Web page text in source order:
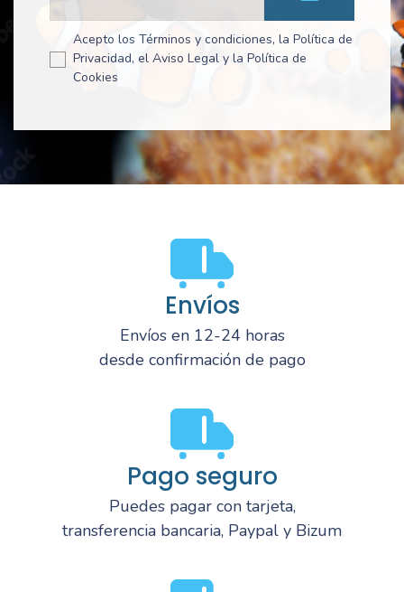
Acepto los Términos y condiciones, la Política de
Privacidad, el Aviso Legal y la Política de
Cookies
Envíos
Envíos en 12-24 horas
desde confirmación de pago
Pago seguro
Puedes pagar con tarjeta,
transferencia bancaria, Paypal y Bizum